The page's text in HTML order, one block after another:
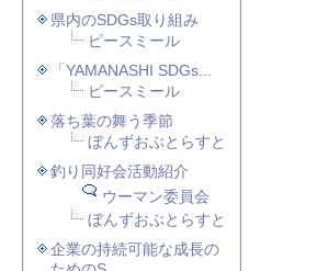
県内のSDGs取り組み
ピースミール
「YAMANASHI SDGs...
ピースミール
落ち葉の舞う季節
ぼんずおぶとらすと
釣り同好会活動紹介
ウーマン委員会
ぼんずおぶとらすと
企業の持続可能な成長の